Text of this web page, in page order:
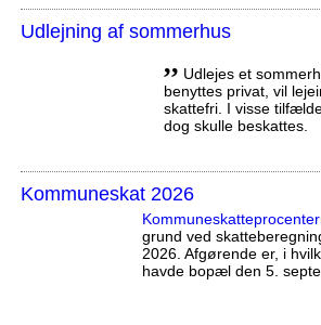
Udlejning af sommerhus
,, Udlejes et
benyttes privat, vil
skattefri. I visse
dog skulle beskattes.
Kommuneskat 2026
grund ved
2026. Afgørende er, i
havde bopæl den 5.